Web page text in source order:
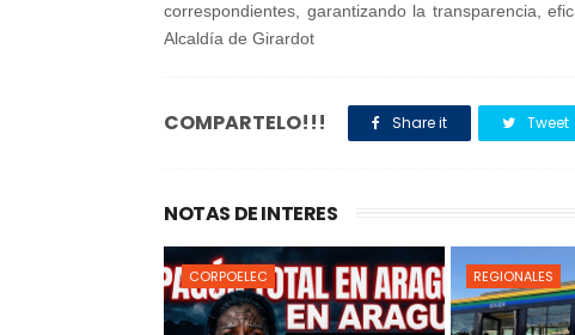
correspondientes, garantizando la transparencia,
Alcaldía de Girardot
COMPARTELO!!! Share it Tweet
NOTAS DE INTERES
CORPOELEC REGIONALES